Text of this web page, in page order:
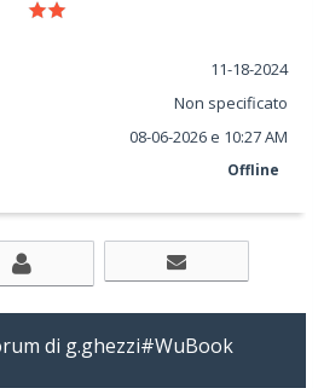
11-18-2024
Non specificato
08-06-2026 e 10:27 AM
Offline
di g.ghezzi#WuBook